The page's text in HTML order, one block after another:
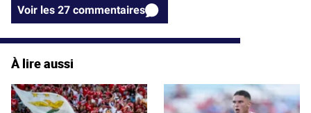
Voir les 27 commentaires
À lire aussi